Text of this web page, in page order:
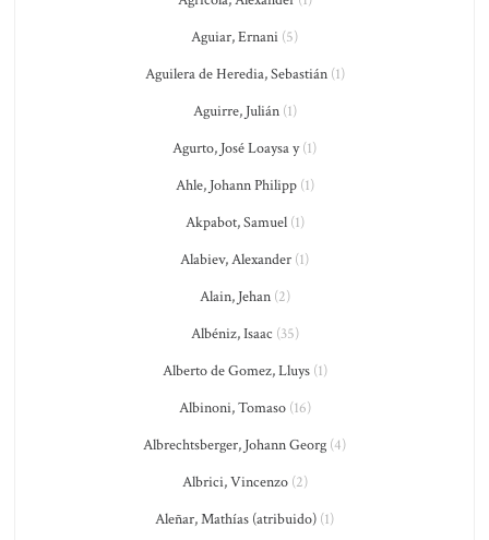
Aguiar, Ernani (5)
Aguilera de Heredia, Sebastián(1)
Aguirre, Julián(1)
Agurto, José Loaysa y(1)
Ahle, Johann Philipp(1)
Akpabot, Samuel(1)
Alabiev, Alexander (1)
Alain, Jehan(2)
Albéniz, Isaac (35)
Alberto de Gomez, Lluys(1)
Albinoni, Tomaso(16)
Albrechtsberger, Johann Georg (4)
Albrici, Vincenzo(2)
Aleñar, Mathías (atribuido) (1)